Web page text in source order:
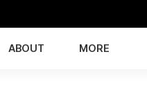
ABOUT MORE